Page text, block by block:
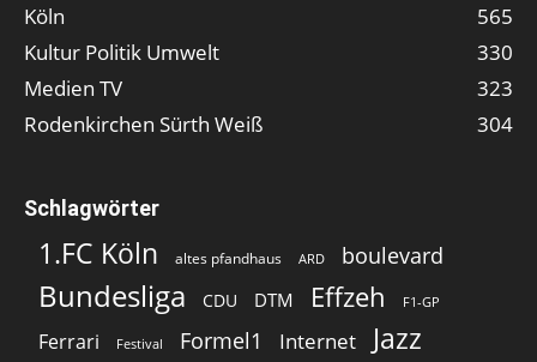
Köln
565
Kultur Politik Umwelt
330
Medien TV
323
Rodenkirchen Sürth Weiß
304
Schlagwörter
1.FC Köln altes pfandhaus ARD boulevard
Bundesliga CDU DTM Effzeh F1-GP
Ferrari Festival Formel1 Internet Jazz